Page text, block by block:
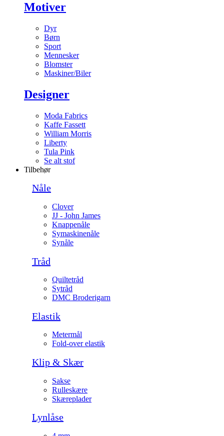
Motiver
Dyr
Børn
Sport
Mennesker
Blomster
Maskiner/Biler
Designer
Moda Fabrics
Kaffe Fassett
William Morris
Liberty
Tula Pink
Se alt stof
Tilbehør
Nåle
Clover
JJ - John James
Knappenåle
Symaskinenåle
Synåle
Tråd
Quiltetråd
Sytråd
DMC Broderigarn
Elastik
Metermål
Fold-over elastik
Klip & Skær
Sakse
Rulleskære
Skæreplader
Lynlåse